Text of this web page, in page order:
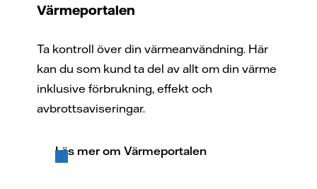
Värmeportalen
Ta kontroll över din värmeanvändning. Här
kan du som kund ta del av allt om din värme
inklusive förbrukning, effekt och
avbrottsaviseringar.
Läs mer om Värmeportalen